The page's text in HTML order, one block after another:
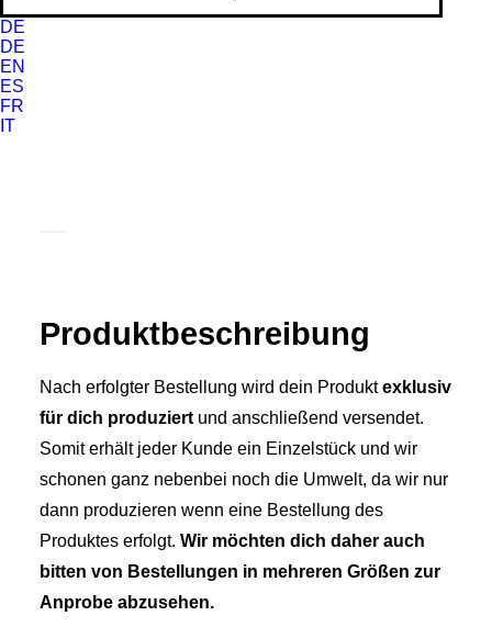
DE
DE
EN
ES
FR
IT
Produkt­­beschreibung
Nach erfolgter Bestellung wird dein Produktexklusiv
für dich produziert und anschließend versendet.
Somit erhält jeder Kunde ein Einzelstück und wir
schonen ganz nebenbei noch die Umwelt, da wir nur
dann produzieren wenn eine Bestellung des
Produktes erfolgt. Wir möchten dich daher auch
bitten von Bestellungen in mehreren Größen zur
Anprobe abzusehen.